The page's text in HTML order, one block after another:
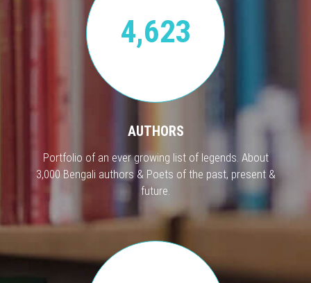
4,623
AUTHORS
Portfolio of an ever growing list of legends. About
3,000 Bengali authors & Poets of the past, present &
future.